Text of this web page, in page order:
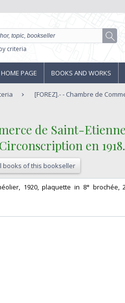
criteria
HOME PAGE BOOKS AND WORKS
[FOREZ].- - Chambre de
de Saint-
en 1918.‎
books of this bookseller
1920, plaquette in 8°